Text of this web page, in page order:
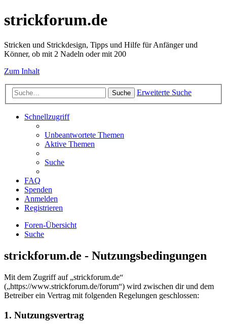
strickforum.de
Stricken und Strickdesign, Tipps und Hilfe für Anfänger und
Könner, ob mit 2 Nadeln oder mit 200
Zum Inhalt
Suche Erweiterte Suche
Schnellzugriff
Unbeantwortete Themen
Aktive Themen
Suche
FAQ
Spenden
Anmelden
Registrieren
Foren-Übersicht
Suche
strickforum.de - Nutzungsbedingungen
Mit dem Zugriff auf „strickforum.de“
(„https://www.strickforum.de/forum“) wird zwischen dir und dem
Betreiber ein Vertrag mit folgenden Regelungen geschlossen:
1. Nutzungsvertrag